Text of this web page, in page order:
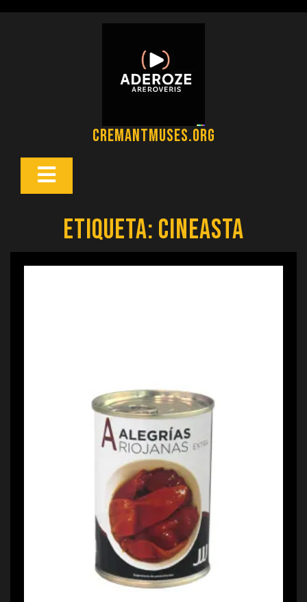
cremantmuses.org
Botón
Etiqueta: cineasta